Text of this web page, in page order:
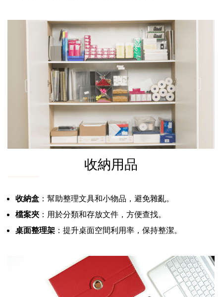
收納用品
收納盒 ：幫助整理文具和小物品，避免雜亂。
檔案夾 ：用於分類和存放文件，方便查找。
桌面整理架 ：提升桌面空間利用率，保持整潔。